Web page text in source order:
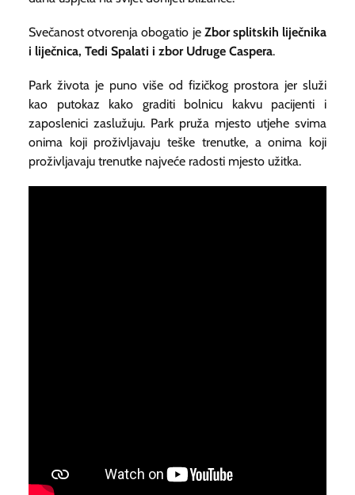
Svečanost otvorenja obogatio je Zbor splitskih liječnika
i liječnica, Tedi Spalati i zbor Udruge Caspera.
Park života je puno više od fizičkog prostora jer služi
kao putokaz kako graditi bolnicu kakvu pacijenti i
zaposlenici zaslužuju. Park pruža mjesto utjehe svima
onima koji proživljavaju teške trenutke, a onima koji
proživljavaju trenutke najveće radosti mjesto užitka.